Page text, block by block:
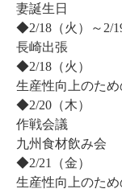
妻誕生日
◆2/18（火）～2/
長崎出張
◆2/18（火）
生産性向上のため
◆2/20（木）
作戦会議
九州食材飲み会
◆2/21（金）
生産性向上のため